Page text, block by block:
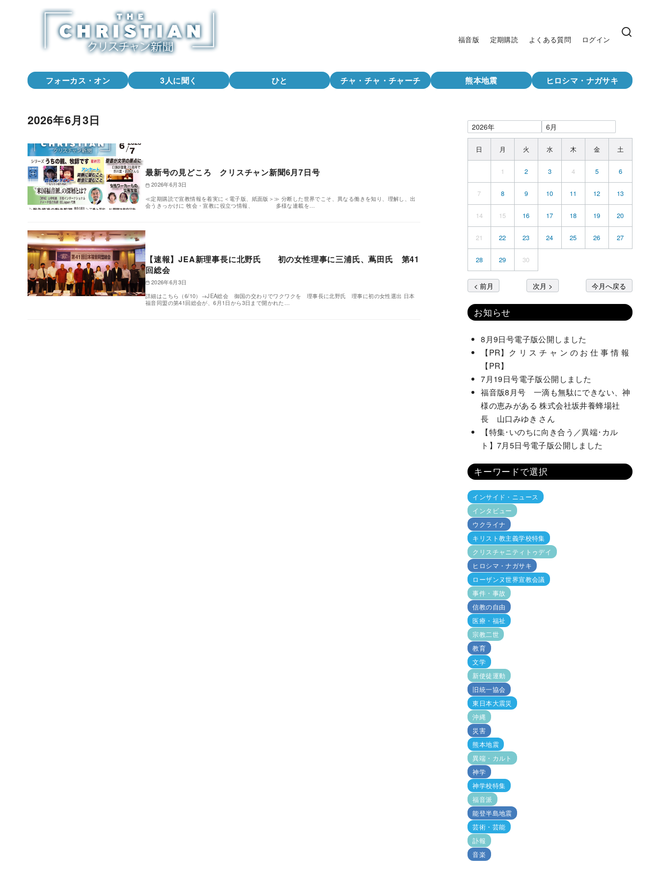
福音版 定期購読 よくある質問 ログイン
フォーカス・オン 3人に聞く ひと チャ・チャ・チャーチ 熊本地震 ヒロシマ・ナガサキ
2026年6月3日
最新号の見どころ クリスチャン新聞6月7日号
2026年6月3日
≪定期購読で宣教情報を着実に＜電子版、紙面版＞≫ 分断した世界でこそ、異なる働きを知り、理解し、出
会うきっかけに 牧会・宣教に役立つ情報、 多様な連載を…
【速報】JEA新理事長に北野氏 初の女性理事に三浦氏、蔦田氏 第41
回総会
2026年6月3日
詳細はこちら（6/10）→JEA総会 御国の交わりでワクワクを 理事長に北野氏 理事に初の女性選出 日本
福音同盟の第41回総会が、6月1日から3日まで開かれた…
日 月 火 水 木 金 土
1 2 3 4 5 6
7 8 9 10 11 12 13
14 15 16 17 18 19 20
21 22 23 24 25 26 27
28 29 30
< 前月 次月 > 今月へ戻る
お知らせ
8月9日号電子版公開しました
【PR】ク リ ス チ ャ ン の お 仕 事 情 報
【PR】
7月19日号電子版公開しました
福音版8月号 一滴も無駄にできない、神
様の恵みがある 株式会社坂井養蜂場社
長 山口みゆき さん
【特集･いのちに向き合う／異端･カル
ト】7月5日号電子版公開しました
キーワードで選択
インサイド・ニュース
インタビュー
ウクライナ
キリスト教主義学校特集
クリスチャニティトゥデイ
ヒロシマ・ナガサキ
ローザンヌ世界宣教会議
事件・事故
信教の自由
医療・福祉
宗教二世
教育
文学
新使徒運動
旧統一協会
東日本大震災
沖縄
災害
熊本地震
異端・カルト
神学
神学校特集
福音派
能登半島地震
芸術・芸能
訃報
音楽